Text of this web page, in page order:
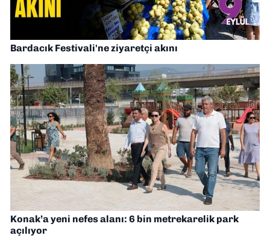
Bardacık Festivali'ne ziyaretçi akını
Konak’a yeni nefes alanı: 6 bin metrekarelik park
açılıyor